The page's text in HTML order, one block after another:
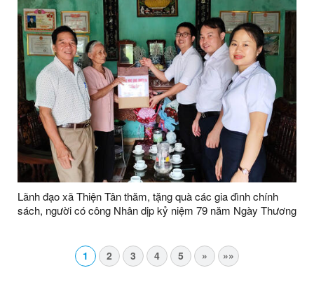
Lãnh đạo xã Thiện Tân thăm, tặng quà các gia đình chính
sách, người có công Nhân dịp kỷ niệm 79 năm Ngày Thương
1 2 3 4 5 » »»